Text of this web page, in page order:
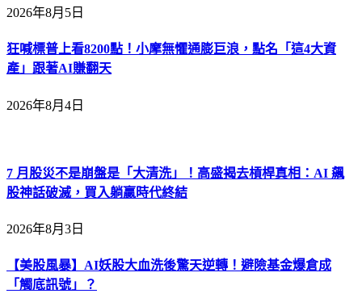
2026年8月5日
狂喊標普上看8200點！小摩無懼通膨巨浪，點名「這4大資
產」跟著AI賺翻天
2026年8月4日
7 月股災不是崩盤是「大清洗」！高盛揭去槓桿真相：AI 飆
股神話破滅，買入躺贏時代終結
2026年8月3日
【美股風暴】AI妖股大血洗後驚天逆轉！避險基金爆倉成
「觸底訊號」？